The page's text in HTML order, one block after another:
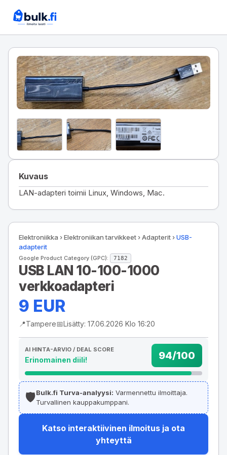
Kuvaus
LAN-adapteri toimii Linux, Windows, Mac.
Elektroniikka ›Elektroniikan tarvikkeet ›Adapterit ›USB-
adapterit
Google Product Category (GPC): 7182
USB LAN 10-100-1000
verkkoadapteri
9 EUR
📍Tampere📅Lisätty: 17.06.2026 Klo 16:20
AI HINTA-ARVIO / DEAL SCORE
Erinomainen diili! 94/100
🛡️Bulk.fi Turva-analyysi: Varmennettu ilmoittaja.
Turvallinen kauppakumppani.
Katso interaktiivinen ilmoitus ja ota
yhteyttä